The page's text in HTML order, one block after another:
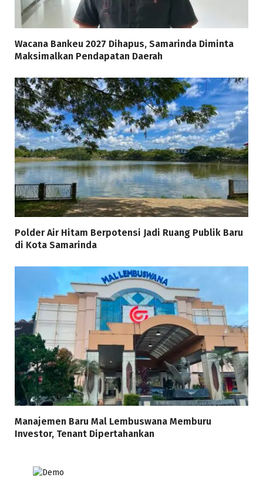
Wacana Bankeu 2027 Dihapus, Samarinda Diminta
Maksimalkan Pendapatan Daerah
Polder Air Hitam Berpotensi Jadi Ruang Publik Baru
di Kota Samarinda
Manajemen Baru Mal Lembuswana Memburu
Investor, Tenant Dipertahankan